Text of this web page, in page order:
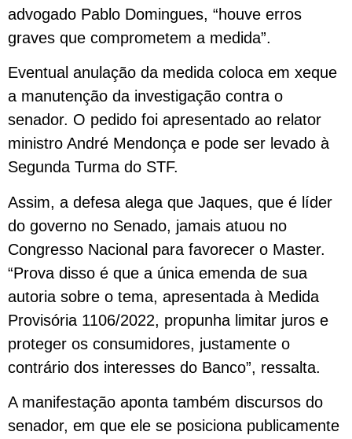
advogado Pablo Domingues, “houve erros
graves que comprometem a medida”.
Eventual anulação da medida coloca em xeque
a manutenção da investigação contra o
senador. O pedido foi apresentado ao relator
ministro André Mendonça e pode ser levado à
Segunda Turma do STF.
Assim, a defesa alega que Jaques, que é líder
do governo no Senado, jamais atuou no
Congresso Nacional para favorecer o Master.
“Prova disso é que a única emenda de sua
autoria sobre o tema, apresentada à Medida
Provisória 1106/2022, propunha limitar juros e
proteger os consumidores, justamente o
contrário dos interesses do Banco”, ressalta.
A manifestação aponta também discursos do
senador, em que ele se posiciona publicamente